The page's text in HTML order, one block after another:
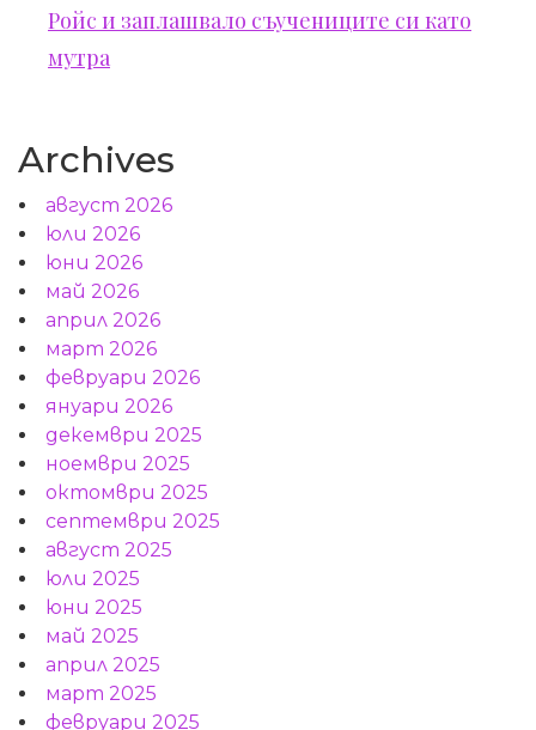
Ройс и заплашвало съучениците си като
мутра
Archives
август 2026
юли 2026
юни 2026
май 2026
април 2026
март 2026
февруари 2026
януари 2026
декември 2025
ноември 2025
октомври 2025
септември 2025
август 2025
юли 2025
юни 2025
май 2025
април 2025
март 2025
февруари 2025